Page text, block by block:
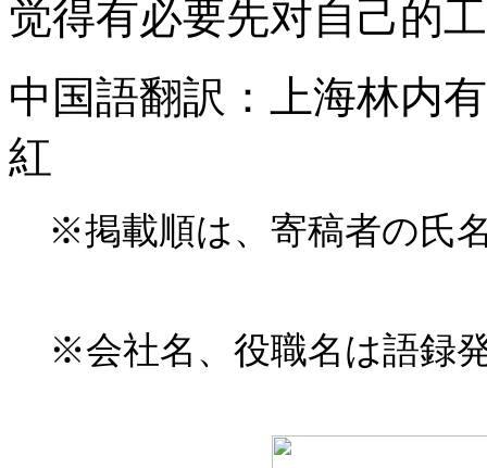
觉得有必要先对自己的
中国語翻訳：上海林内
紅
※掲載順は、寄稿者の氏
※会社名、役職名は語録